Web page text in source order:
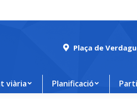
Plaça de
viària Planificació